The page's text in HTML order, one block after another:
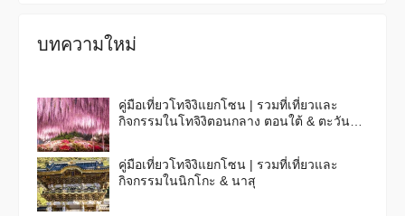
บทความใหม่
คู่มือเที่ยวโทจิงิแยกโซน | รวมที่เที่ยวและ
กิจกรรมในโทจิงิตอนกลาง ตอนใต้ & ตะวัน
คู่มือเที่ยวโทจิงิแยกโซน | รวมที่เที่ยวและ
กิจกรรมในนิกโกะ & นาสุ